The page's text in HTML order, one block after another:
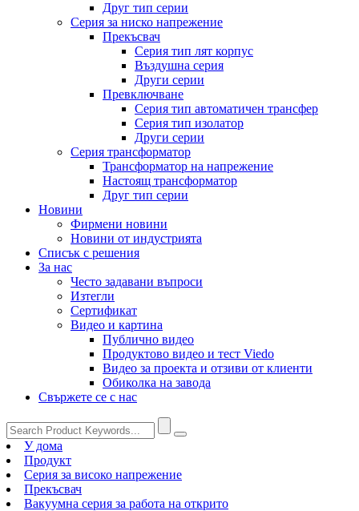
Друг тип серии
Серия за ниско напрежение
Прекъсвач
Серия тип лят корпус
Въздушна серия
Други серии
Превключване
Серия тип автоматичен трансфер
Серия тип изолатор
Други серии
Серия трансформатор
Трансформатор на напрежение
Настоящ трансформатор
Друг тип серии
Новини
Фирмени новини
Новини от индустрията
Списък с решения
За нас
Често задавани въпроси
Изтегли
Сертификат
Видео и картина
Публично видео
Продуктово видео и тест Viedo
Видео за проекта и отзиви от клиенти
Обиколка на завода
Свържете се с нас
У дома
Продукт
Серия за високо напрежение
Прекъсвач
Вакуумна серия за работа на открито